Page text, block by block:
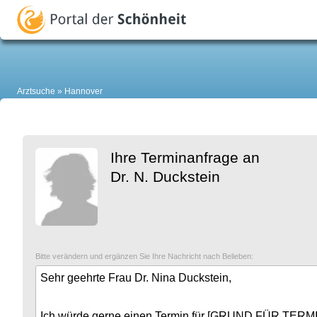
Arztsuche Hannover
Ihre Terminanfrage an
Dr. N. Duckstein
Bitte verändern und ergänzen Sie Ihre Nachricht nach Belieben: